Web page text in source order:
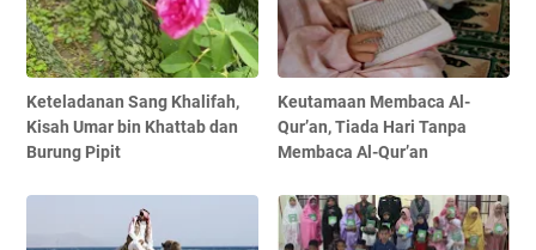
Keteladanan Sang Khalifah,
Kisah Umar bin Khattab dan
Burung Pipit
Keutamaan Membaca Al-
Qur’an, Tiada Hari Tanpa
Membaca Al-Qur’an